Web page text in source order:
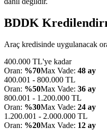
BDDK
Araç kredisinde uygulanacak
400.000 TL'ye kadar
Oran: %70Max Vade: 48 ay
400.001 - 800.000 TL
Oran: %50Max Vade: 36 ay
800.001 - 1.200.000 TL
Oran: %30Max Vade: 24 ay
1.200.001 - 2.000.000 TL
Oran: %20Max Vade: 12 ay